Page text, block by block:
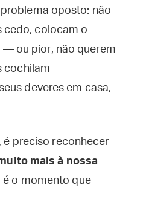
oposto: não
cedo, colocam o
ou pior, não querem
cochilam
deveres em casa,
é preciso reconhecer
mais à nossa
é o momento que